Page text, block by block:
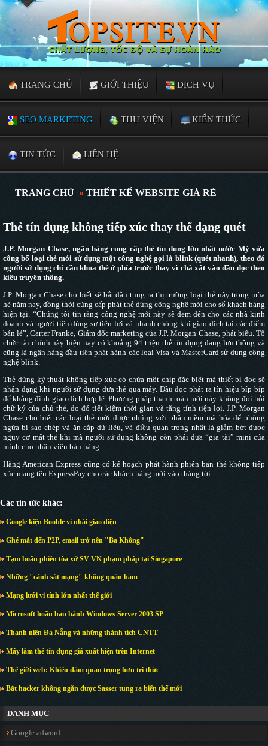
TRANG CHỦ GIỚI THIỆU DỊCH VỤ
SEO MARKETING THƯ VIỆN KIẾN THỨC
TIN TỨC LIÊN HỆ
TRANG CHỦ » THIẾT KẾ WEBSITE GIÁ RẺ
Thẻ tín dụng không tiếp xúc thay thế dạng quét
J.P. Morgan Chase, ngân hàng cung cấp thẻ tín dụng lớn nhất nước Mỹ vừa
công bố loại thẻ mới sử dụng một công nghệ gọi là blink (quét nhanh), theo đó
người sử dụng chỉ cần khua thẻ ở phía trước thay vì chà xát vào đầu đọc theo
kiểu truyền thống.
J.P. Morgan Chase cho biết sẽ bắt đầu tung ra thị trường loại thẻ này trong mùa
hè năm nay, đồng thời cũng cấp phát thẻ dùng công nghệ mới cho số khách hàng
hiện tại. “Chúng tôi tin rằng công nghệ mới này sẽ đem đến cho các nhà kinh
doanh và người tiêu dùng sự tiện lợi và nhanh chóng khi giao dịch tại các điểm
bán lẻ”, Carter Franke, Giám đốc marketing của J.P. Morgan Chase, phát biểu. Tổ
chức tài chính này hiện nay có khoảng 94 triệu thẻ tín dụng đang lưu thông và
cũng là ngân hàng đầu tiên phát hành các loại Visa và MasterCard sử dụng công
nghệ blink.
Thẻ dùng kỹ thuật không tiếp xúc có chứa một chip đặc biệt mà thiết bị đọc sẽ
nhận dạng khi người sử dụng đưa thẻ qua máy. Đầu đọc phát ra tín hiệu bíp bíp
để khẳng định giao dịch hợp lệ. Phương pháp thanh toán mới này không đòi hỏi
chữ ký của chủ thẻ, do đó tiết kiệm thời gian và tăng tính tiện lợi. J.P. Morgan
Chase cho biết các loại thẻ mới được nhúng với phần mềm mã hóa để phòng
ngừa bị sao chép và ăn cắp dữ liệu, và điều quan trọng nhất là giảm bớt được
nguy cơ mất thẻ khi mà người sử dụng không còn phải đưa “gia tài” mini của
mình cho nhân viên bán hàng.
Hãng American Express cũng có kế hoạch phát hành phiên bản thẻ không tiếp
xúc mang tên ExpressPay cho các khách hàng mới vào tháng tới.
Các tin tức khác:
Google kiện Booble vì nhái giao diện
Ghé mắt đến P2P, email trở nên "Ba Không"
Tạm hoãn phiên tòa xử SV VN phạm pháp tại Singapore
Những "cảnh sát mạng" không quân hàm
Mạng lưới vi tính lớn nhất thế giới
Microsoft hoãn ban hành Windows Server 2003 SP
Thanh niên Đà Nẵng và những thành tích CNTT
Máy làm thẻ tín dụng giả xuất hiện trên Internet
Thế giới web: Khiêu dâm quan trọng hơn tri thức
Bắt hacker không ngăn được Sasser tung ra biến thể mới
DANH MỤC
Google adword